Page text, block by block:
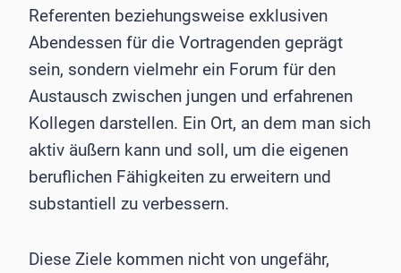
Referenten beziehungsweise exklusiven
Abendessen für die Vortragenden geprägt
sein, sondern vielmehr ein Forum für den
Austausch zwischen jungen und erfahrenen
Kollegen darstellen. Ein Ort, an dem man sich
aktiv äußern kann und soll, um die eigenen
beruflichen Fähigkeiten zu erweitern und
substantiell zu verbessern.
Diese Ziele kommen nicht von ungefähr,